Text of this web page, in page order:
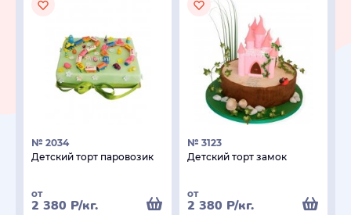
№ 2034
Детский торт паровозик
от
2 380 Р/кг.
№ 3123
Детский торт замок
от
2 380 Р/кг.